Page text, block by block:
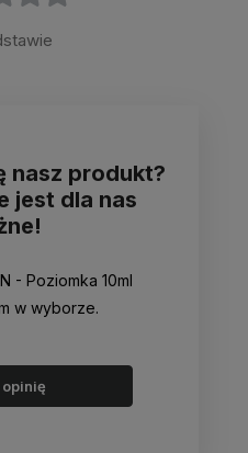
nasz produkt?
jest dla nas
- Poziomka 10ml
w wyborze.